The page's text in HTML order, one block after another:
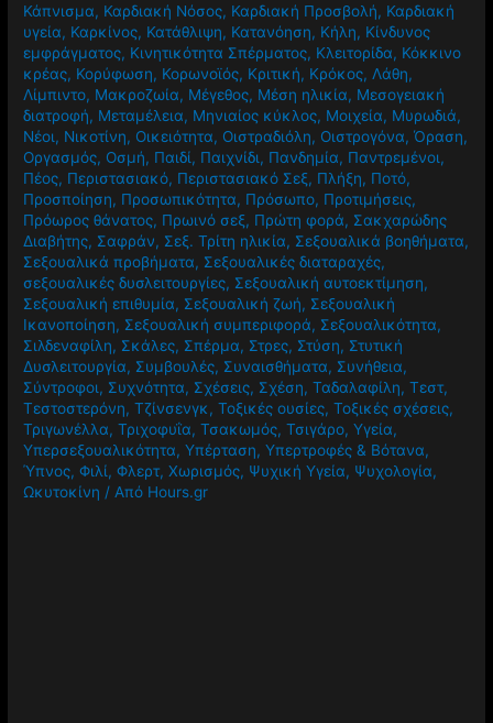
Κάπνισμα, Καρδιακή Νόσος, Καρδιακή Προσβολή, Καρδιακή
υγεία, Καρκίνος, Κατάθλιψη, Κατανόηση, Κήλη, Κίνδυνος
εμφράγματος, Κινητικότητα Σπέρματος, Κλειτορίδα, Κόκκινο
κρέας, Κορύφωση, Κορωνοϊός, Κριτική, Κρόκος, Λάθη,
Λίμπιντο, Μακροζωία, Μέγεθος, Μέση ηλικία, Μεσογειακή
διατροφή, Μεταμέλεια, Μηνιαίος κύκλος, Μοιχεία, Μυρωδιά,
Νέοι, Νικοτίνη, Οικειότητα, Οιστραδιόλη, Οιστρογόνα,Όραση,
Οργασμός, Οσμή, Παιδί, Παιχνίδι, Πανδημία, Παντρεμένοι,
Πέος, Περιστασιακό, Περιστασιακό Σεξ, Πλήξη, Ποτό,
Προσποίηση, Προσωπικότητα, Πρόσωπο, Προτιμήσεις,
Πρόωρος θάνατος, Πρωινό σεξ, Πρώτη φορά, Σακχαρώδης
Διαβήτης, Σαφράν, Σεξ. Τρίτη ηλικία, Σεξουαλικά βοηθήματα,
Σεξουαλικά προβήματα, Σεξουαλικές διαταραχές,
σεξουαλικές δυσλειτουργίες, Σεξουαλική αυτοεκτίμηση,
Σεξουαλική επιθυμία, Σεξουαλική ζωή, Σεξουαλική
Ικανοποίηση, Σεξουαλική συμπεριφορά, Σεξουαλικότητα,
Σιλδεναφίλη, Σκάλες, Σπέρμα, Στρες, Στύση, Στυτική
Δυσλειτουργία, Συμβουλές, Συναισθήματα, Συνήθεια,
Σύντροφοι, Συχνότητα, Σχέσεις, Σχέση,Ταδαλαφίλη,Τεστ,
Τεστοστερόνη,Τζίνσενγκ,Τοξικές ουσίες,Τοξικές σχέσεις,
Τριγωνέλλα,Τριχοφυΐα,Τσακωμός,Τσιγάρο,Υγεία,
Υπερσεξουαλικότητα,Υπέρταση,Υπερτροφές & Βότανα,
Ύπνος,Φιλί,Φλερτ,Χωρισμός, Ψυχική Υγεία, Ψυχολογία,
Ωκυτοκίνη / Από Hours.gr